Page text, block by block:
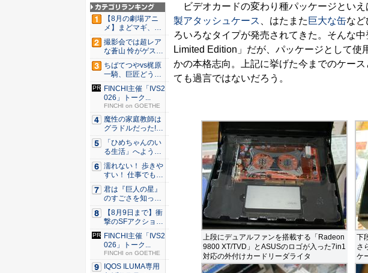
ビデオカードの変わり種パッケージとい
製アタッシュケース
、はたまた 巨大な缶など
ろいろなタイプが発売されてきた。そんな
Limited Edition」だが、パッケージとして使
かの本格志向。上記に挙げた今までのケー
ても過言ではないだろう。
上段にデュアルファンを搭載する「Radeon
9800 XT/TVD」とASUSのロゴが入った7in1
対応の外付けカードリーダライタ
下
さ
ケ
【8月の劇場アニ
メ】まどマギ、13
年ぶり...
撮影会では超レア
な蒼山 怜がゲスト
登場！...
ちばてつやvs梶原
一騎、巨匠どうし
のガチ...
FINCHI主催「IVS2
026」トーク...
FINCHI on GOETHE
魔性の家庭教師は
グラドルだった!?
村雨...
「ひめちゃんのい
る生活」へようこ
そ！ 「...
濡れない！ 歩きや
すい！ 仕事でも履
ける...
君は『巨人の星』
のすごさを知って
いるか？...
【8月9日まで】衝
撃のSFアクション
『G...
FINCHI主催「IVS2
026」トーク...
FINCHI on GOETHE
IQOS ILUMA専用